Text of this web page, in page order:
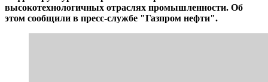
высокотехнологичных отраслях промышленности. Об
этом сообщили в пресс-службе "Газпром нефти".